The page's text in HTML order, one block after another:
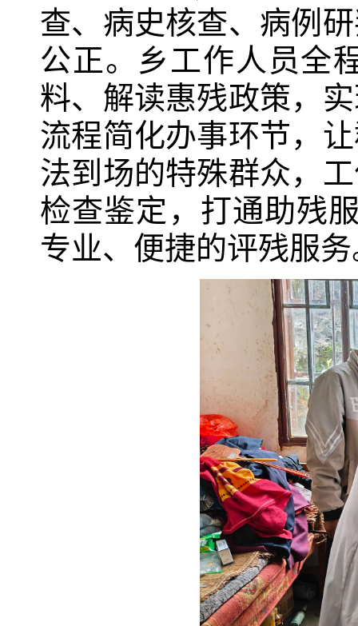
查、病史核查、病例
公正。乡工作人员全
料、解读惠残政策，
流程简化办事环节，
法到场的特殊群众，
检查鉴定，打通助残
专业、便捷的评残服